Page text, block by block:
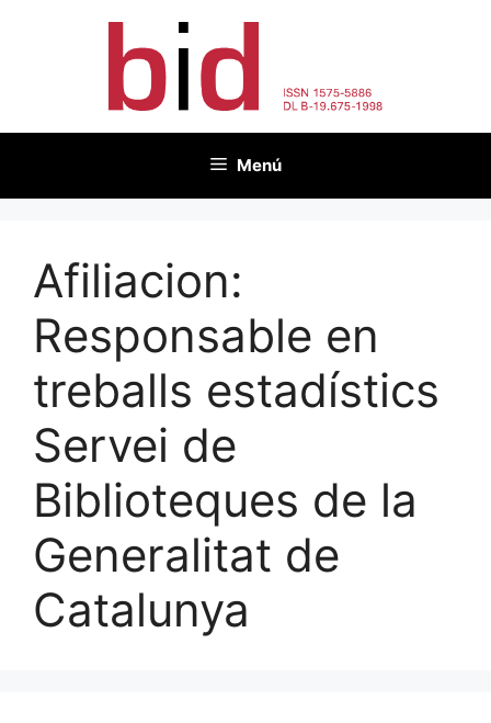
Menú
Afiliacion:
Responsable en
treballs estadístics
Servei de
Biblioteques de la
Generalitat de
Catalunya